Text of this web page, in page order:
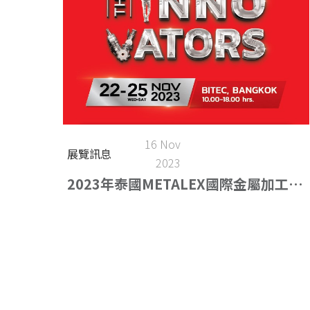
展覽訊息
16 Nov
2023
2023年泰國METALEX國際金屬加工展